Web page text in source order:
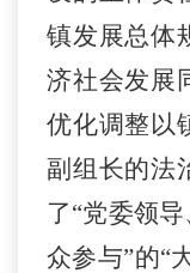
镇发展总体
济社会发展
优化调整以
副组长的法
了“党委领
众参与”的“